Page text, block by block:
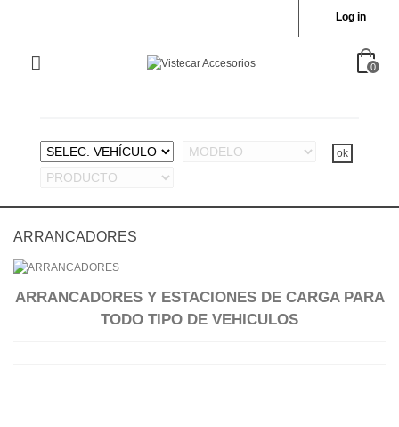
Log in
0
ARRANCADORES
ARRANCADORES Y ESTACIONES DE CARGA PARA
TODO TIPO DE VEHICULOS